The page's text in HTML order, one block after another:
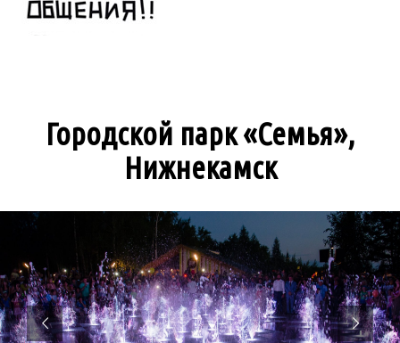
Городской парк «Семья»,
Нижнекамск